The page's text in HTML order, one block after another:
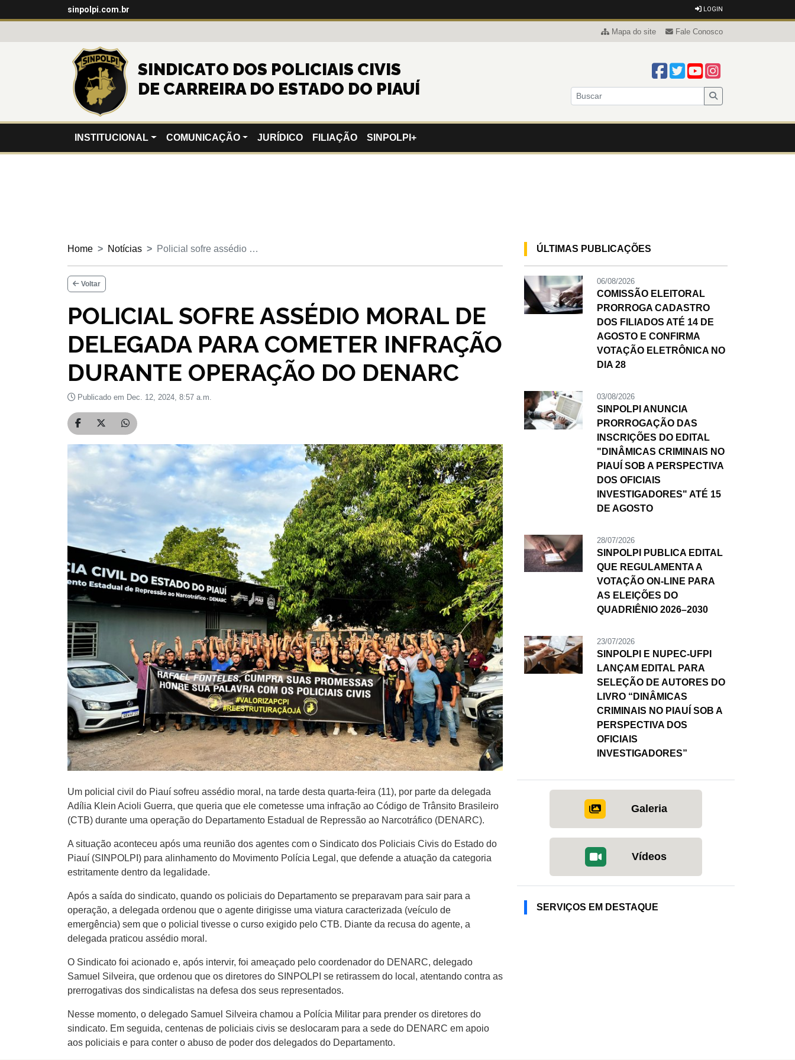
sinpolpi.com.br LOGIN
Mapa do site Fale Conosco
SINDICATO DOS POLICIAIS CIVIS
DE CARREIRA DO ESTADO DO PIAUÍ
INSTITUCIONAL COMUNICAÇÃO JURÍDICO FILIAÇÃO SINPOLPI+
Home Notícias Policial sofre assédio …
Voltar
POLICIAL SOFRE ASSÉDIO MORAL DE
DELEGADA PARA COMETER INFRAÇÃO
DURANTE OPERAÇÃO DO DENARC
Publicado em Dec. 12, 2024, 8:57 a.m.
Compartilhar no Facebook
Compartilhar no Twitter
Compartilhar no WhatsApp
Um policial civil do Piauí sofreu assédio moral, na tarde desta quarta-feira (11), por parte da delegada
Adília Klein Acioli Guerra, que queria que ele cometesse uma infração ao Código de Trânsito Brasileiro
(CTB) durante uma operação do Departamento Estadual de Repressão ao Narcotráfico (DENARC).
A situação aconteceu após uma reunião dos agentes com o Sindicato dos Policiais Civis do Estado do
Piauí (SINPOLPI) para alinhamento do Movimento Polícia Legal, que defende a atuação da categoria
estritamente dentro da legalidade.
Após a saída do sindicato, quando os policiais do Departamento se preparavam para sair para a
operação, a delegada ordenou que o agente dirigisse uma viatura caracterizada (veículo de
emergência) sem que o policial tivesse o curso exigido pelo CTB. Diante da recusa do agente, a
delegada praticou assédio moral.
O Sindicato foi acionado e, após intervir, foi ameaçado pelo coordenador do DENARC, delegado
Samuel Silveira, que ordenou que os diretores do SINPOLPI se retirassem do local, atentando contra as
prerrogativas dos sindicalistas na defesa dos seus representados.
Nesse momento, o delegado Samuel Silveira chamou a Polícia Militar para prender os diretores do
sindicato. Em seguida, centenas de policiais civis se deslocaram para a sede do DENARC em apoio
aos policiais e para conter o abuso de poder dos delegados do Departamento.
ÚLTIMAS PUBLICAÇÕES
06/08/2026
COMISSÃO ELEITORAL
PRORROGA CADASTRO
DOS FILIADOS ATÉ 14 DE
AGOSTO E CONFIRMA
VOTAÇÃO ELETRÔNICA NO
DIA 28
03/08/2026
SINPOLPI ANUNCIA
PRORROGAÇÃO DAS
INSCRIÇÕES DO EDITAL
"DINÂMICAS CRIMINAIS NO
PIAUÍ SOB A PERSPECTIVA
DOS OFICIAIS
INVESTIGADORES" ATÉ 15
DE AGOSTO
28/07/2026
SINPOLPI PUBLICA EDITAL
QUE REGULAMENTA A
VOTAÇÃO ON-LINE PARA
AS ELEIÇÕES DO
QUADRIÊNIO 2026–2030
23/07/2026
SINPOLPI E NUPEC-UFPI
LANÇAM EDITAL PARA
SELEÇÃO DE AUTORES DO
LIVRO “DINÂMICAS
CRIMINAIS NO PIAUÍ SOB A
PERSPECTIVA DOS
OFICIAIS
INVESTIGADORES”
Galeria
Vídeos
SERVIÇOS EM DESTAQUE